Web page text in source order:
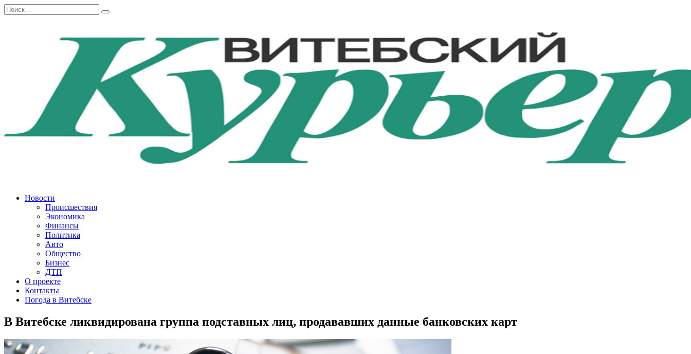
Перейти
к
Search
for:
Новости
Происшествия
Экономика
Финансы
Политика
Авто
Общество
Бизнес
ДТП
О проекте
Контакты
Погода в Витебске
В Витебске ликвидирована группа подставных лиц, продававших данные банковских карт